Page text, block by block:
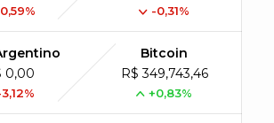
-0,31%
0,00
Bitcoin
R$ 349,743,46
+0,83%